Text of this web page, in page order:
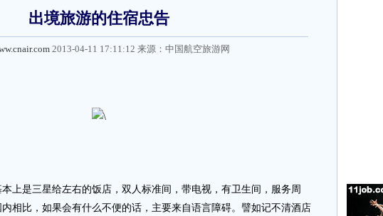
出境旅游的住宿忠告
2013-04-11 17:11:12 来源： 中国航空旅游网
是三星给左右的饭店，双人标准间，带电视，有卫生间，服务周
相比，如果会有什么不便的话，主要来自语言障碍。譬如记不清酒店